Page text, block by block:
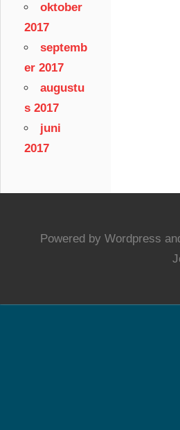
oktober
2017
septemb
er 2017
augustu
s 2017
juni
2017
Powered by Wordpress